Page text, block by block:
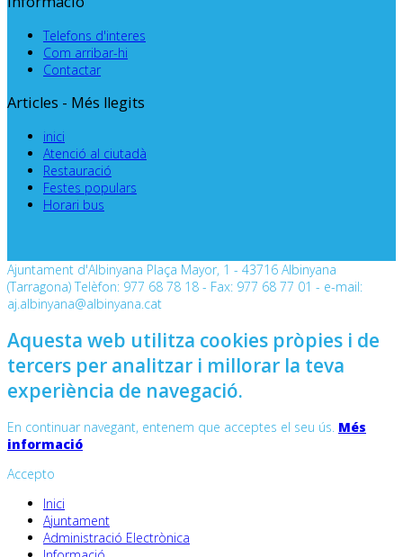
Telefons d'interes
Com arribar-hi
Contactar
Articles - Més llegits
inici
Atenció al ciutadà
Restauració
Festes populars
Horari bus
Ajuntament d'Albinyana Plaça Mayor, 1 - 43716 Albinyana
(Tarragona) Telèfon: 977 68 78 18 - Fax: 977 68 77 01 - e-mail:
aj.albinyana@albinyana.cat
Aquesta web utilitza cookies pròpies i de
tercers per analitzar i millorar la teva
experiència de navegació.
En continuar navegant, entenem que acceptes el seu ús. Més
informació
Accepto
Inici
Ajuntament
Administració Electrònica